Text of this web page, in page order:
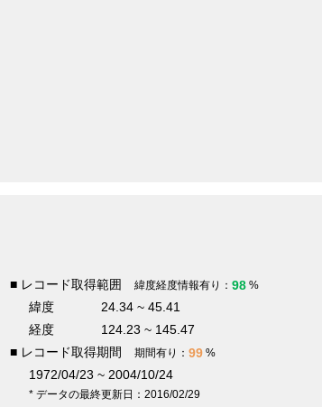
■ レコード取得範囲 緯度経度情報有り： 98 %
緯度
24.34 ~ 45.41
経度
124.23 ~ 145.47
■ レコード取得期間
期間有り： 99 %
1972/04/23 ~ 2004/10/24
* データの最終更新日：2016/02/29